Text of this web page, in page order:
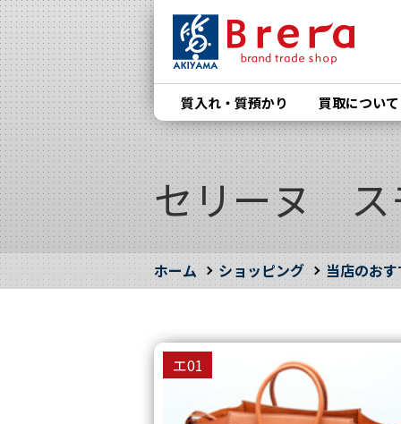
質入れ・質預かり 買取について
セリーヌ ス
ホーム ショッピング 当店のお
エ01